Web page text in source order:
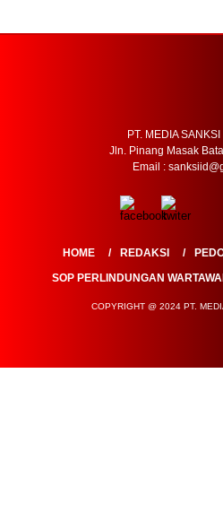
REDAKSI
COPYRIGHT @ 2024 PT.